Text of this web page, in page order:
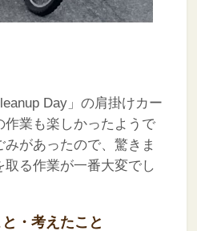
Day」の肩掛けカー
作業も楽しかったようで
があったので、驚きま
取る作業が一番大変でし
・考えたこと